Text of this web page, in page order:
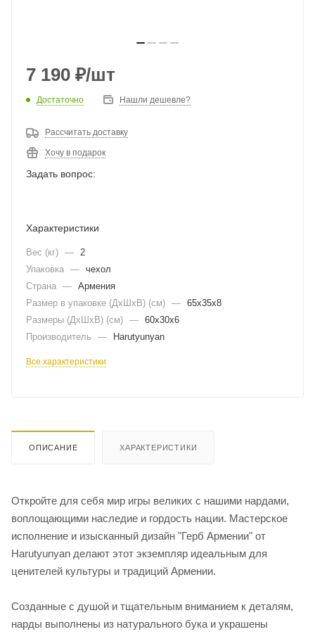
7 190 ₽/шт
Достаточно Нашли дешевле?
Рассчитать доставку
Хочу в подарок
Задать вопрос:
Характеристики
Вес (кг) — 2
Упаковка — чехол
Страна — Армения
Размер в упаковке (ДхШxВ) (см) — 65х35х8
Размеры (ДxШxВ) (см) — 60х30х6
Производитель
— Harutyunyan
Все характеристики
ОПИСАНИЕ ХАРАКТЕРИСТИКИ
Откройте для себя мир игры великих с нашими нардами,
воплощающими наследие и гордость нации. Мастерское
исполнение и изысканный дизайн "Герб Армении" от
Harutyunyan делают этот экземпляр идеальным для
ценителей культуры и традиций Армении.
Созданные с душой и тщательным вниманием к деталям,
нарды выполнены из натурального бука и украшены